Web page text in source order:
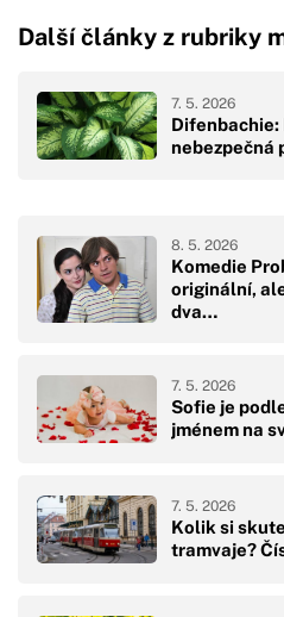
Další články z rubriky
nebezpečná
7. 5. 2026
Komedie
originální,
dva…
8. 5. 2026
Sofie je
jménem na
7. 5. 2026
Kolik si
tramvaje?
7. 5. 2026